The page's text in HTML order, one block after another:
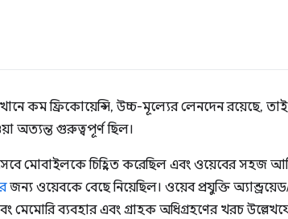
কম ফ্রিকোয়েন্সি, উচ্চ-মূল্যের লেনদেন রয়েছে,
অত্যন্ত গুরুত্বপূর্ণ ছিল।
মোবাইলকে চিহ্নিত করেছিল এবং ওয়েবের সহজ
জন্য ওয়েবকে বেছে নিয়েছিল। ওয়েব প্রযুক্তি
ব্যবহার এবং গ্রাহক অধিগ্রহণের খরচ